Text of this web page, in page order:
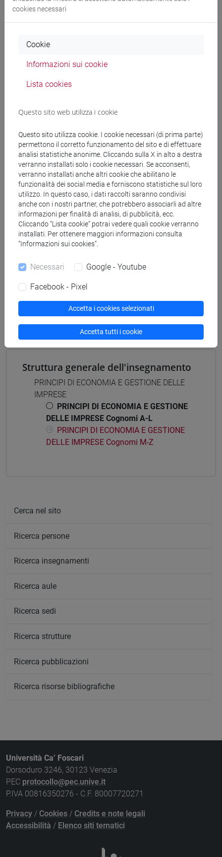
Docenti
LANZINI Pietro- 30h Lezione
Materiali su Moodle
Corsi di studio e percorsi
[LT40] LINGUE, CULTURE E SOCIETÀ DELL'ASIA
E DELL'AFRICA MEDITERRANEA - Laurea
giappone/sud-est asiatico / cina/corea/giappone
/cina/corea
Mutua da
PRINCIPI DI ECONOMIA E GESTIONE DELLE
IMPRESE [LT7010]
Struttura generale dell'insegnamento
PRINCIPI DI ECONOMIA E GESTIONE DELLE
IMPRESE
PRINCIPI DI ECONOMIA E GESTIONE
DELLE IMPRESE Cognomi A-L
PRINCIPI DI ECONOMIA E GESTIONE
DELLE IMPRESE Cognomi M-Z
Cerca nel sito
Ricerca persone
Ricerca insegnamenti
Ricerca aule
Ricerca sedi
Ricerca strutture
Ricerca pubblicazioni
Ricerca risorse bibliografiche
Università Ca’ Foscari
Dorsoduro 3246, 30123 Venezia
PEC protocollo@pec.unive.it
P.IVA 00816350276 - C.F. 80007720271
Privacy / Cookies / Credits e note legali
Accessibilità / Elenco siti tematici
cookies necessari
Cookie
Informazioni sui cookie
Lista cookies
Questo sito web utilizza i cookie
Questo sito utilizza cookie. I cookie necessari (di prima parte)
permettono il corretto funzionamento del sito e di effettuare
analisi statistiche anonime. Cliccando sulla X in alto a destra
verranno installati solo i cookie necessari. Se acconsenti,
verranno installati anche altri cookie che abilitano le
funzionalità dei social media e forniscono statistiche sul loro
utilizzo. In questo caso, i dati raccolti saranno condivisi
anche con i nostri partner, che potrebbero associarli ad altre
informazioni per finalità di analisi, di pubblicità, ecc.
Cliccando “Lista cookie” potrai vedere quali cookie verranno
installati. Per ottenere maggiori informazioni consulta
“Informazioni sui cookies”.
Necessari Google - Youtube
Facebook - Pixel
Accetta i cookies selezionati
Accetta tutti i cookie